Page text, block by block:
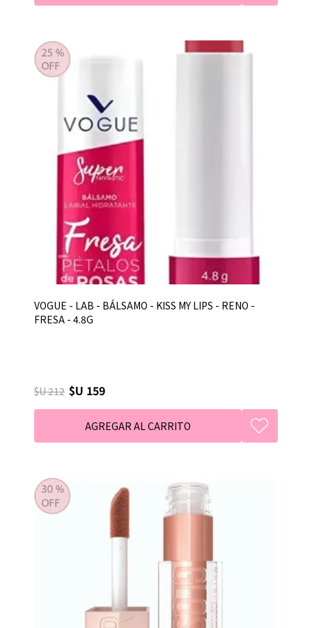
VOGUE - LAB - BÁLSAMO - KISS MY LIPS - RENO -
FRESA - 4.8G
$U 212 $U 159